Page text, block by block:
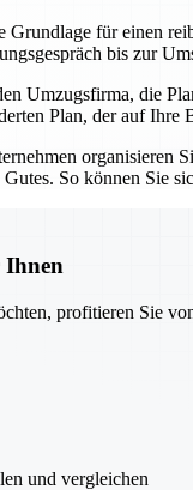
für einen
bis zur
Umzugsfirma, die
Plan, der auf
organisieren
So können Sie
Ihnen
profitieren Sie
und vergleichen